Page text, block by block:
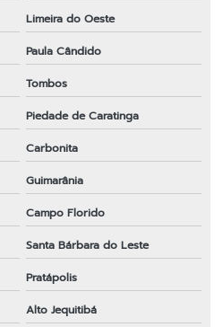
Limeira do Oeste
Paula Cândido
Tombos
Piedade de Caratinga
Carbonita
Guimarânia
Campo Florido
Santa Bárbara do Leste
Pratápolis
Alto Jequitibá